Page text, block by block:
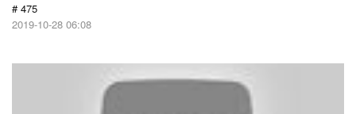
# 475
2019-10-28 06:08